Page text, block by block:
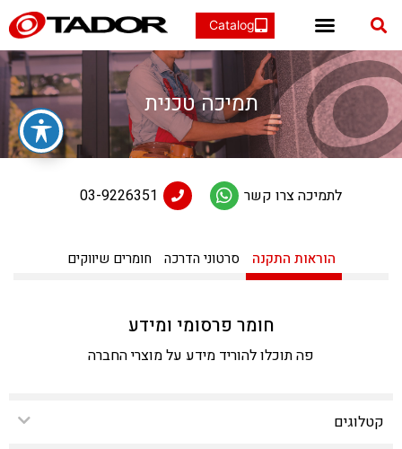
תמיכה טכנית
לתמיכה צרו קשר 03-9226351
הוראות התקנה סרטוני הדרכה חומרים שיווקים
חומר פרסומי ומידע
פה תוכלו להוריד מידע על מוצרי החברה
קטלוגים